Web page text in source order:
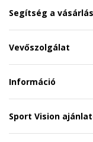
Segítség a
Vevőszolgálat
Információ
Sport Vision